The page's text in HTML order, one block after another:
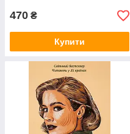
470 ₴
Купити